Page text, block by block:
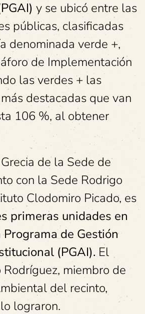
y se ubicó entre las
públicas, clasificadas
denominada verde +,
de Implementación
las verdes + las
destacadas que van
106 %, al obtener
de la Sede de
con la Sede Rodrigo
Clodomiro Picado, es
primeras unidades en
Programa de Gestión
(PGAI). El
Rodríguez, miembro de
del recinto,
lograron.